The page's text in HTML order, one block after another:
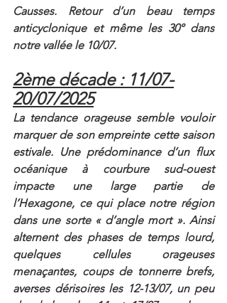
Causses. Retour d’un beau temps
anticyclonique et même les 30° dans
notre vallée le 10/07.
2ème décade : 11/07-
20/07/2025
La tendance orageuse semble vouloir
marquer de son empreinte cette saison
estivale. Une prédominance d’un flux
océanique à courbure sud-ouest
impacte une large partie de
l’Hexagone, ce qui place notre région
dans une sorte « d’angle mort ». Ainsi
alternent des phases de temps lourd,
quelques cellules orageuses
menaçantes, coups de tonnerre brefs,
averses dérisoires les 12-13/07, un peu